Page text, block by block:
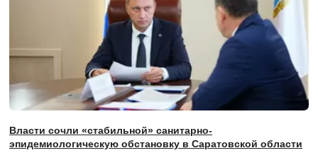
Власти сочли «стабильной» санитарно-
эпидемиологическую обстановку в Саратовской области